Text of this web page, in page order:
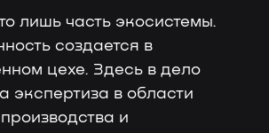
лишь часть экосистемы.
создается в
цехе. Здесь в дело
экспертиза в области
и